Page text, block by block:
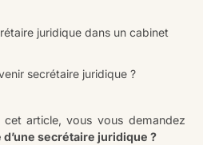
juridique dans un cabinet
secrétaire juridique ?
article, vous vous demandez
d’unesecrétaire juridique ?